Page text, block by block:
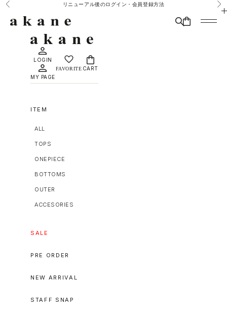
コンテンツへスキップ
前へ リニューアル後のログイン・会員登録方法 次
MAISON DÈ AMU メニュ
検索CART
LOGIN
MY PAGE
CART
ITEM
ALL
TOPS
ONEPIECE
BOTTOMS
OUTER
ACCESORIES
SALE
PRE ORDER
NEW ARRIVAL
STAFF SNAP